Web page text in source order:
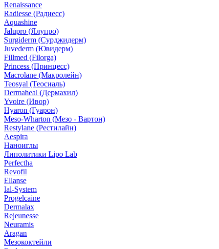
Renaissance
Radiesse (Радиесс)
Aquashine
Jalupro (Ялупро)
Surgiderm (Сурджидерм)
Juvederm (Ювидерм)
Fillmed (Filorga)
Princess (Принцесс)
Macrolane (Макролейн)
Teosyal (Теосиаль)
Dermaheal (Дермахил)
Yvoire (Ивор)
Hyaron (Гуарон)
Meso-Wharton (Мезо - Вартон)
Restylane (Рестилайн)
Aespira
Наноиглы
Липолитики Lipo Lab
Perfectha
Revofil
Ellanse
Ial-System
Progelcaine
Dermalax
Rejeunesse
Neuramis
Aragan
Мезококтейли